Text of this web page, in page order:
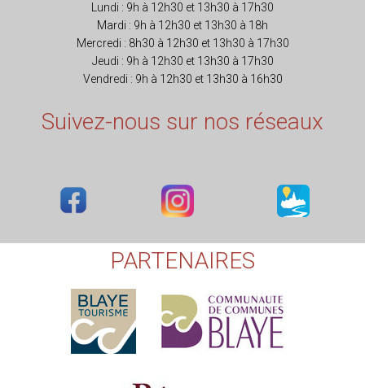
Lundi : 9h à 12h30 et 13h30 à 17h30
Mardi : 9h à 12h30 et 13h30 à 18h
Mercredi : 8h30 à 12h30 et 13h30 à 17h30
Jeudi : 9h à 12h30 et 13h30 à 17h30
Vendredi : 9h à 12h30 et 13h30 à 16h30
Suivez-nous sur nos réseaux
PARTENAIRES